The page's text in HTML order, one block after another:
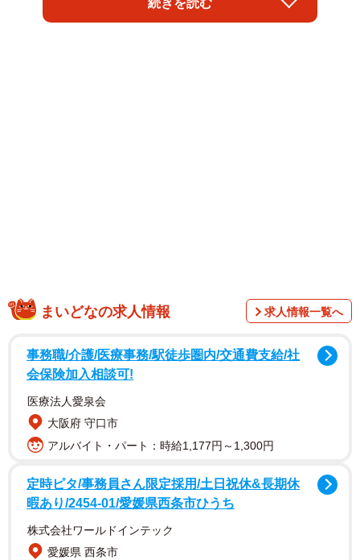
ます。「グラビアン魂」では、30歳を迎えた彼女にフォー
天木さんはSNSで「最後の週刊spa! グラビアン魂 発売で
す」「出版社さんから あまぽち2.0も大ヒットの連絡が 届
きました！ ラスト写真集。 ぜひお見逃しなく」などと投
稿。撮影時の画像や写真集の表紙を公開しています。
まいどなの求人情報 求人情報一覧へ
事務職/介護/医療事務/駅徒歩圏内/交通費支給/社
会保険加入相談可!
医療法人愛泉会
大阪府 守口市
アルバイト・パート：時給1,177円～1,300円
定時ピタ/事務員さん限定採用/土日祝休&長期休
暇あり/2454-01/愛媛県西条市ひうち
株式会社ワールドインテック
愛媛県 西条市